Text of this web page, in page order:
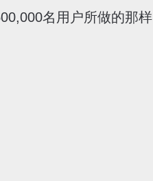
名用户所做的那样